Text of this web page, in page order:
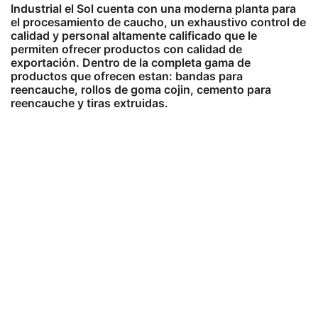
Industrial el Sol cuenta con una moderna planta para
el procesamiento de caucho, un exhaustivo control de
calidad y personal altamente calificado que le
permiten ofrecer productos con calidad de
exportación. Dentro de la completa gama de
productos que ofrecen estan: bandas para
reencauche, rollos de goma cojin, cemento para
reencauche y tiras extruidas.